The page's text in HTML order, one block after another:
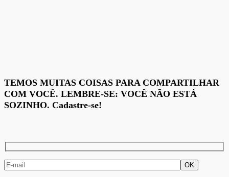
TEMOS MUITAS COISAS PARA COMPARTILHAR
COM VOCÊ. LEMBRE-SE: VOCÊ NÃO ESTÁ
SOZINHO. Cadastre-se!